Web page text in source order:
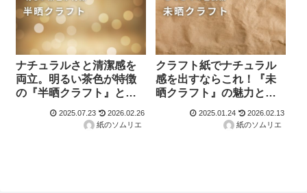
ナチュラルさと清潔感を
両立。明るい茶色が特徴
の『半晒クラフト』と
2025.07.23
2026.02.26
紙のソムリエ
クラフト紙でナチュラル
感を出すならこれ！『未
晒クラフト』の魅力と
2025.01.24
2026.02.13
紙のソムリエ